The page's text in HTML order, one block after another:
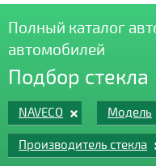
Полный каталог
автомобилей
Подбор стекла
NAVECO Модель
Производитель стекла